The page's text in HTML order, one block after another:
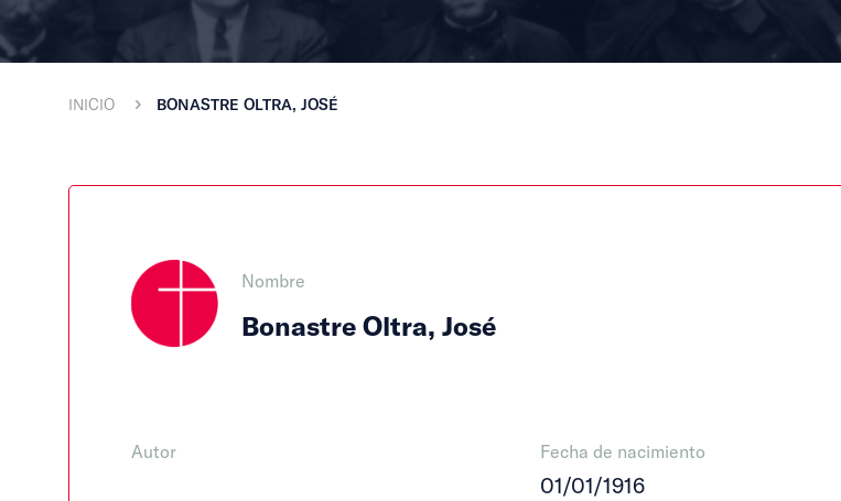
INICIO BONASTRE OLTRA, JOSÉ
Nombre
Bonastre Oltra, José
Autor Fecha de nacimiento
01/01/1916